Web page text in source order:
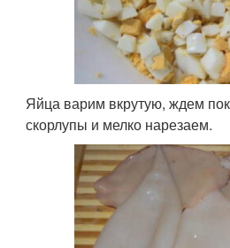
Яйца варим вкрутую, ждем
скорлупы и мелко нарезаем.